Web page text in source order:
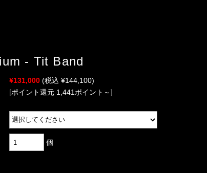
- Tit Band
¥131,000 (税込 ¥144,100)
[ポイント還元 1,441ポイント～]
個